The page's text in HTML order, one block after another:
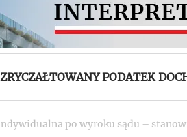
ZRYCZAŁTOWANY PODATEK
po wyroku sądu –